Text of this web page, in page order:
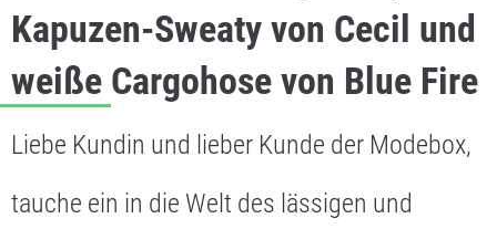
Kapuzen-Sweaty von Cecil und
weiße Cargohose von Blue Fire
Liebe Kundin und lieber Kunde der Modebox,
tauche ein in die Welt des lässigen und